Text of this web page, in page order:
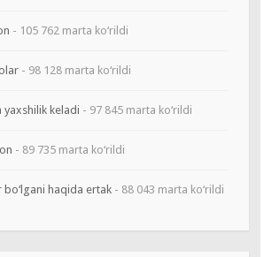
- 105 762 marta ko‘rildi
- 98 128 marta ko‘rildi
yaxshilik keladi - 97 845 marta ko‘rildi
- 89 735 marta ko‘rildi
bo‘lgani haqida ertak- 88 043 marta ko‘rildi